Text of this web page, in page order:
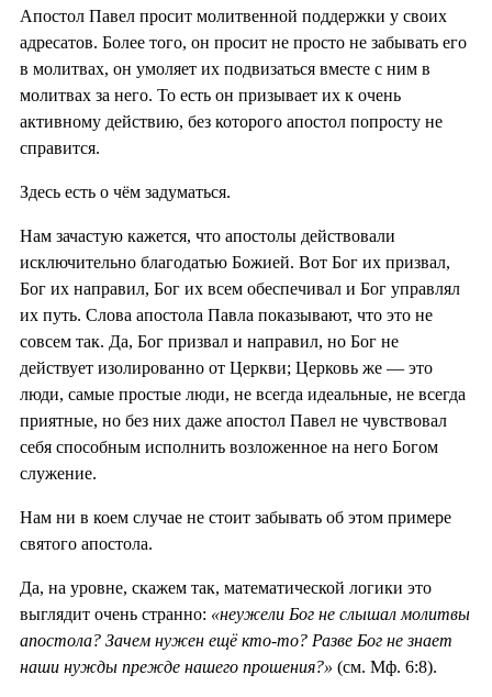
Апостол Павел просит молитвенной поддержки у своих
адресатов. Более того, он просит не просто не забывать его
в молитвах, он умоляет их подвизаться вместе с ним в
молитвах за него. То есть он призывает их к очень
активному действию, без которого апостол попросту не
справится.
Здесь есть о чём задуматься.
Нам зачастую кажется, что апостолы действовали
исключительно благодатью Божией. Вот Бог их призвал,
Бог их направил, Бог их всем обеспечивал и Бог управлял
их путь. Слова апостола Павла показывают, что это не
совсем так. Да, Бог призвал и направил, но Бог не
действует изолированно от Церкви; Церковь же — это
люди, самые простые люди, не всегда идеальные, не всегда
приятные, но без них даже апостол Павел не чувствовал
себя способным исполнить возложенное на него Богом
служение.
Нам ни в коем случае не стоит забывать об этом примере
святого апостола.
Да, на уровне, скажем так, математической логики это
выглядит очень странно: «неужели Бог не слышал молитвы
апостола? Зачем нужен ещё кто-то? Разве Бог не знает
наши нужды прежде нашего прошения?» (см. Мф. 6:8).